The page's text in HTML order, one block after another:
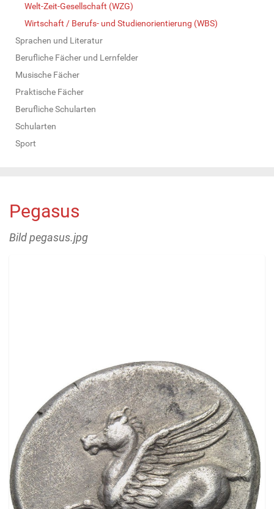
Welt-Zeit-Gesellschaft (WZG)
Wirtschaft / Berufs- und Studienorientierung (WBS)
Sprachen und Literatur
Berufliche Fächer und Lernfelder
Musische Fächer
Praktische Fächer
Berufliche Schularten
Schularten
Sport
Pegasus
Bild pegasus.jpg